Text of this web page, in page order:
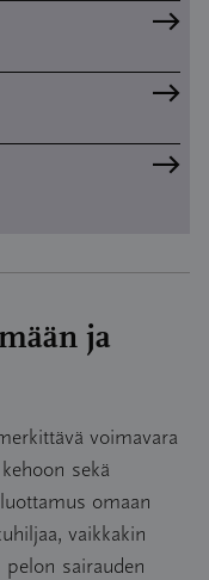
ja
voimavara
sekä
omaan
vaikkakin
pelon sairauden